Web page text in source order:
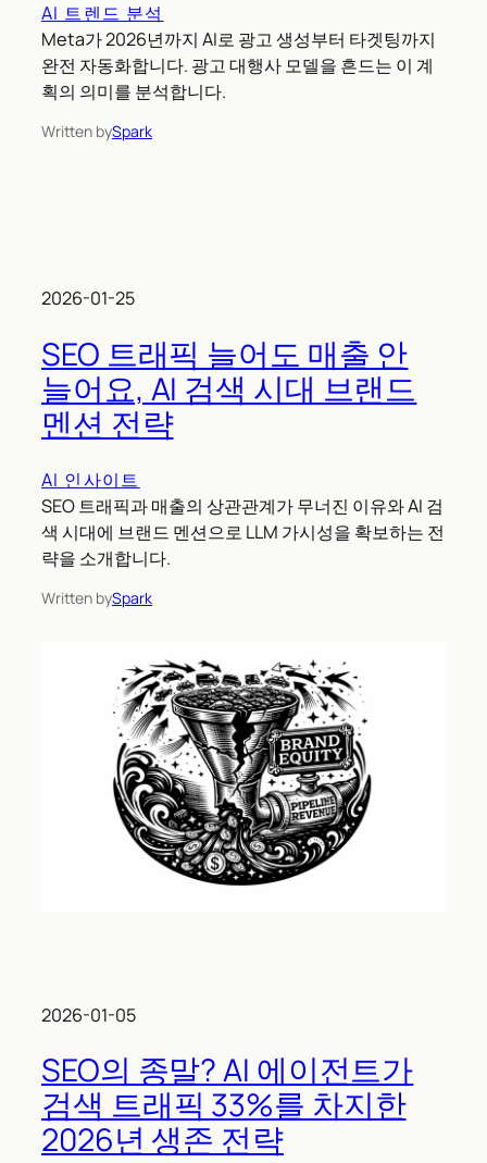
AI 트렌드 분석
Meta가 2026년까지 AI로 광고 생성부터 타겟팅까지
완전 자동화합니다. 광고 대행사 모델을 흔드는 이 계
획의 의미를 분석합니다.
Written bySpark
2026-01-25
SEO 트래픽 늘어도 매출 안
늘어요, AI 검색 시대 브랜드
멘션 전략
AI 인사이트
SEO 트래픽과 매출의 상관관계가 무너진 이유와 AI 검
색 시대에 브랜드 멘션으로 LLM 가시성을 확보하는 전
략을 소개합니다.
Written bySpark
2026-01-05
SEO의 종말? AI 에이전트가
검색 트래픽 33%를 차지한
2026년 생존 전략